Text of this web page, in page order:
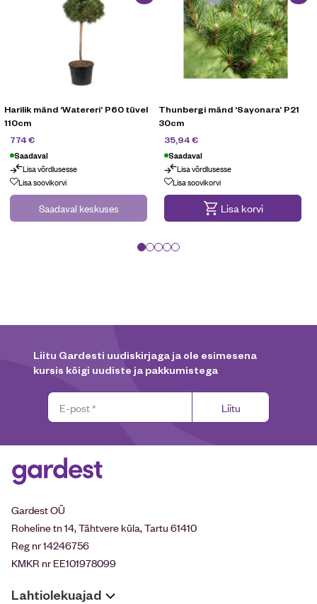
%
Harilik mänd ‘Watereri’ P60 tüvel
110cm
774€
Saadaval
Lisa võrdlusesse
Lisa soovikorvi
Saadaval keskuses
%
Thunbergi mänd ‘Sayonara’ P21
30cm
35,94€
Saadaval
Lisa võrdlusesse
Lisa soovikorvi
Lisa korvi
Liitu Gardesti uudiskirjaga ja ole esimesena
kursis kõigi uudiste ja pakkumistega
Liitu
Gardest OÜ
Roheline tn 14, Tähtvere küla, Tartu 61410
Reg nr 14246756
KMKR nr EE101978099
Lahtiolekuajad